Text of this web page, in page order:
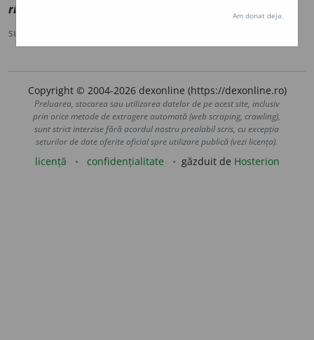
rip
sursa:
Copyright © 2004-2026 dexonline (https://dexonline.ro)
Preluarea, stocarea sau utilizarea datelor de pe acest site, inclusiv
prin orice metode de extragere automată (web scraping, crawling),
sunt strict interzise fără acordul nostru prealabil scris, cu excepția
seturilor de date oferite oficial spre utilizare publică (vezi licența).
licență confidențialitate găzduit de Hosterion
Am donat deja.